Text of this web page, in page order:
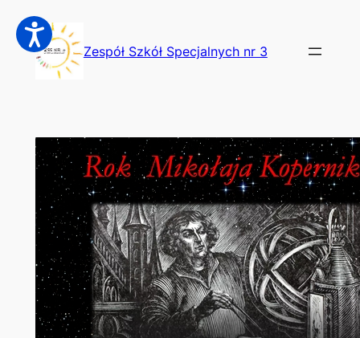
Przejdź
do
treści
Zespół Szkół Specjalnych nr 3